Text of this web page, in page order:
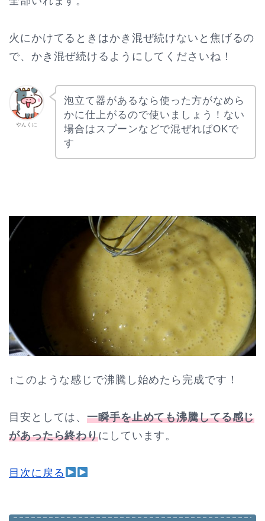
火にかけてるときはかき混ぜ続けないと焦げるの
で、かき混ぜ続けるようにしてくださいね！
やんくに
泡立て器があるなら使った方がなめら
かに仕上がるので使いましょう！ない
場合はスプーンなどで混ぜればOKで
す
↑このような感じで沸騰し始めたら完成です！
目安としては、一瞬手を止めても沸騰してる感じ
があったら終わりにしています。
目次に戻る